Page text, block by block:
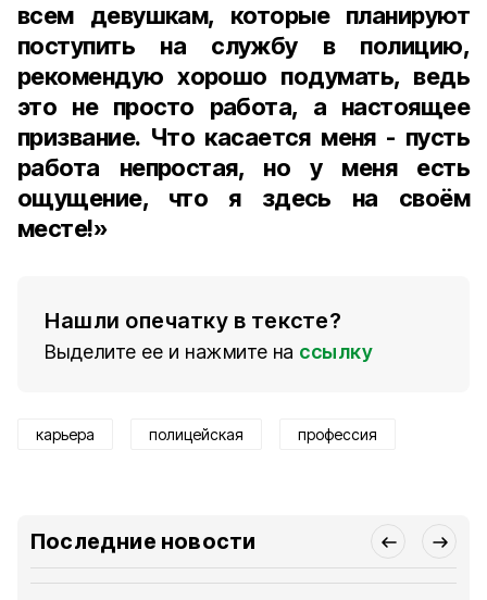
всем девушкам, которые планируют
поступить на службу в полицию,
рекомендую хорошо подумать, ведь
это не просто работа, а настоящее
призвание. Что касается меня - пусть
работа непростая, но у меня есть
ощущение, что я здесь на своём
месте!»
Нашли опечатку в тексте?
Выделите ее и нажмите на ссылку
карьера полицейская профессия
Последние новости